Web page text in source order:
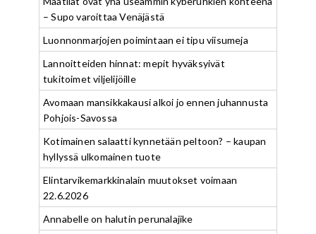
– Supo varoittaa Venäjästä
Luonnonmarjojen poimintaan ei tipu viisumeja
Lannoitteiden hinnat: mepit hyväksyivät
tukitoimet viljelijöille
Avomaan mansikkakausi alkoi jo ennen juhannusta
Pohjois-Savossa
Kotimainen salaatti kynnetään peltoon? – kaupan
hyllyssä ulkomainen tuote
Elintarvikemarkkinalain muutokset voimaan
22.6.2026
Annabelle on halutin perunalajike